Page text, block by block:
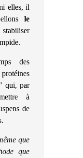
elles, il
le
des
qui, par
à
de
que
que